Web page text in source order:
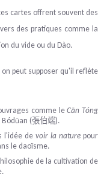
cartes offrent souvent des
des pratiques comme la
du vide ou du Dào.
peut supposer qu'il reflète
comme leCān Tóng
Bódūan (張伯端).
l'idée de voir la nature pour
le daoïsme.
de la cultivation de